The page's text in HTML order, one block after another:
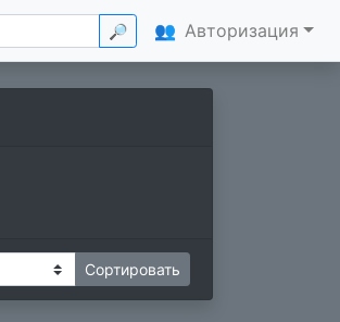
🔎 👥 Авторизация